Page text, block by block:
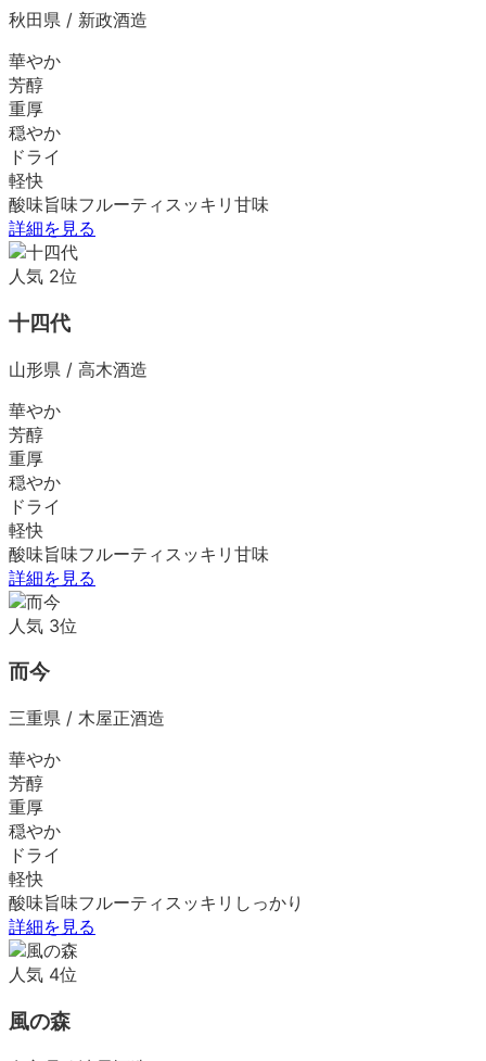
秋田県 / 新政酒造
華やか
芳醇
重厚
穏やか
ドライ
軽快
酸味旨味フルーティ スッキリ 甘味
詳細を見る
人気 2位
十四代
山形県 / 高木酒造
華やか
芳醇
重厚
穏やか
ドライ
軽快
酸味旨味フルーティ スッキリ 甘味
詳細を見る
人気 3位
而今
三重県 / 木屋正酒造
華やか
芳醇
重厚
穏やか
ドライ
軽快
酸味旨味フルーティ スッキリ しっかり
詳細を見る
人気 4位
風の森